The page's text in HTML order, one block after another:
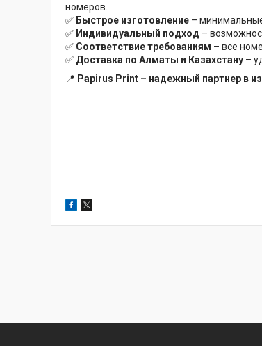
номеров.
✅ Быстрое изготовление –
✅ Индивидуальный подход –
✅ Соответствие требованиям – все
✅ Доставка по Алматы и Казахстану –
📍 Papirus Print – надежный партнер в